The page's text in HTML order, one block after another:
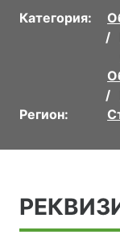
Категория:
Регион: